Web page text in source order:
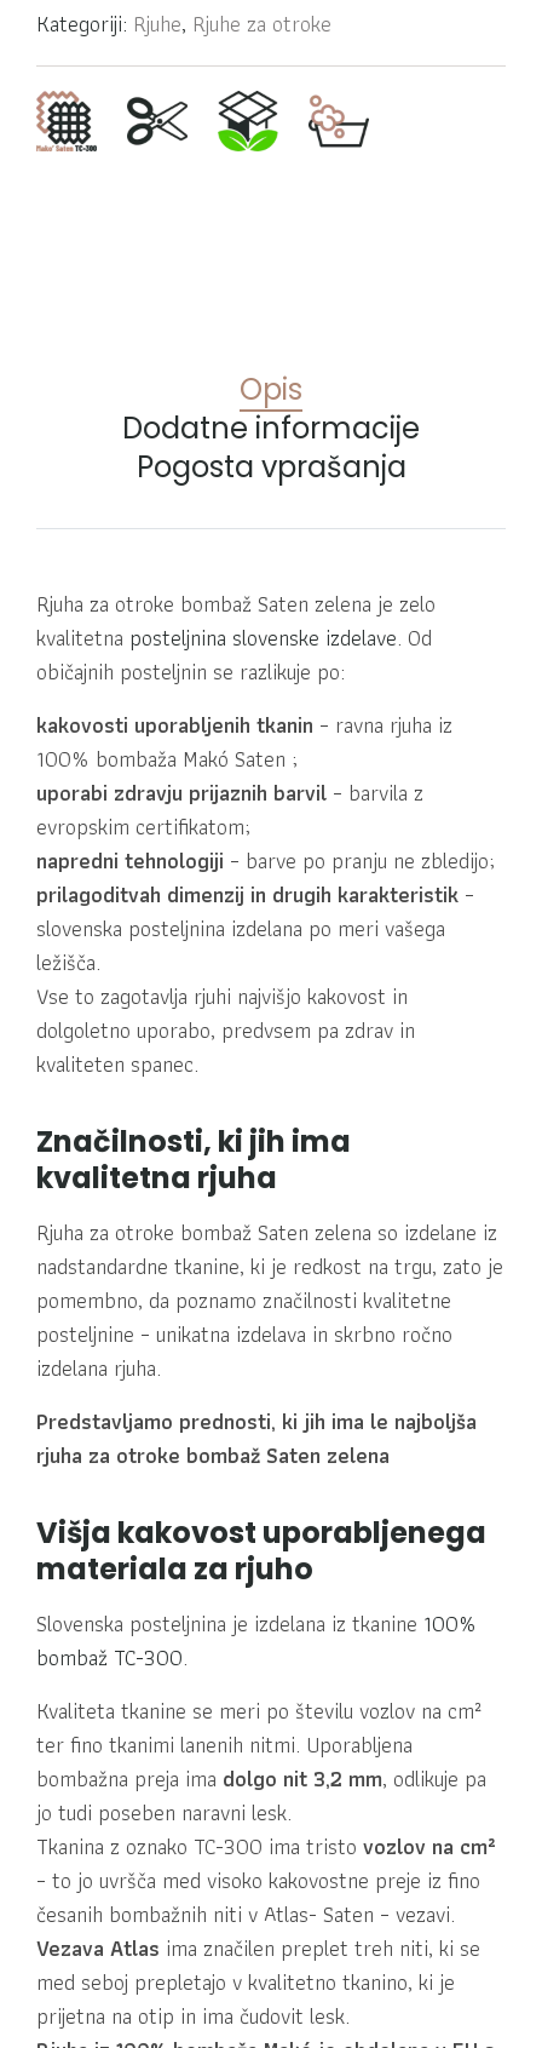
Kategoriji: Rjuhe, Rjuhe za otroke
Opis
Dodatne informacije
Pogosta vprašanja
Rjuha za otroke bombaž Saten zelena je zelo
kvalitetna posteljnina slovenske izdelave. Od
običajnih posteljnin se razlikuje po:
kakovosti uporabljenih tkanin – ravna rjuha iz
100% bombaža Makó Saten ;
uporabi zdravju prijaznih barvil – barvila z
evropskim certifikatom;
napredni tehnologiji – barve po pranju ne zbledijo;
prilagoditvah dimenzij in drugih karakteristik –
slovenska posteljnina izdelana po meri vašega
ležišča.
Vse to zagotavlja rjuhi najvišjo kakovost in
dolgoletno uporabo, predvsem pa zdrav in
kvaliteten spanec.
Značilnosti, ki jih ima
kvalitetna rjuha
Rjuha za otroke bombaž Saten zelena so izdelane iz
nadstandardne tkanine, ki je redkost na trgu, zato je
pomembno, da poznamo značilnosti kvalitetne
posteljnine – unikatna izdelava in skrbno ročno
izdelana rjuha.
Predstavljamo prednosti, ki jih ima le najboljša
rjuha za otroke bombaž Saten zelena
Višja kakovost uporabljenega
materiala za rjuho
Slovenska posteljnina je izdelana iz tkanine 100%
bombaž TC-300.
Kvaliteta tkanine se meri po številu vozlov na cm²
ter fino tkanimi lanenih nitmi. Uporabljena
bombažna preja ima dolgo nit 3,2 mm, odlikuje pa
jo tudi poseben naravni lesk.
Tkanina z oznako TC-300 ima tristo vozlov na cm²
– to jo uvršča med visoko kakovostne preje iz fino
česanih bombažnih niti v Atlas- Saten – vezavi.
Vezava Atlas ima značilen preplet treh niti, ki se
med seboj prepletajo v kvalitetno tkanino, ki je
prijetna na otip in ima čudovit lesk.